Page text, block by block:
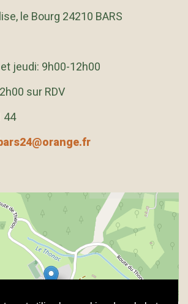
le Bourg 24210 BARS
jeudi: 9h00-12h00
sur RDV
44